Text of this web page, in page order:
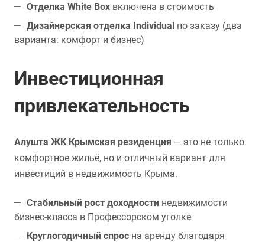
Отделка White Box включена в стоимость
Дизайнерская отделка Individual по заказу (два
варианта: комфорт и бизнес)
Инвестиционная
привлекательность
Алушта ЖК Крымская резиденция — это не только
комфортное жильё, но и отличный вариант для
инвестиций в недвижимость Крыма.
Стабильный рост доходности недвижимости
бизнес-класса в Профессорском уголке
Круглогодичный спрос на аренду благодаря